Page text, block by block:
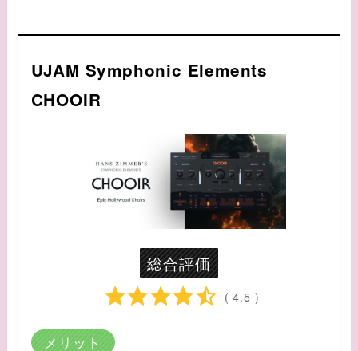
UJAM Symphonic Elements
CHOOIR
総合評価
( 4.5 )
メリット